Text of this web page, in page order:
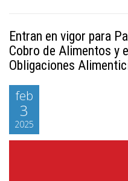
Entran en vigor para
Cobro de Alimentos y
Obligaciones
feb
3
2025